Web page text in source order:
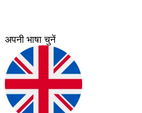
अपनी भाषा चुनें